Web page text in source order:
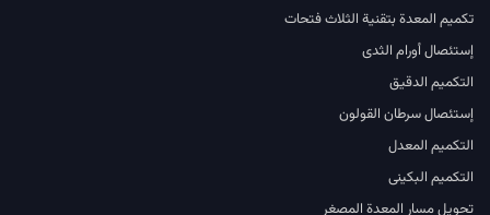
تكميم المعدة بتقنية الثلاث فتحات
إستئصال أورام الثدى
التكميم الدقيق
إستئصال سرطان القولون
التكميم المعدل
التكميم البكينى
تحويل مسار المعدة المصغر